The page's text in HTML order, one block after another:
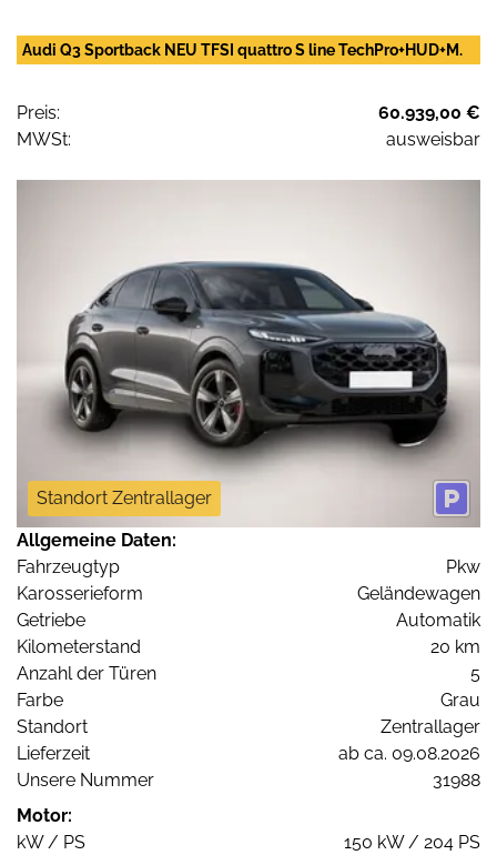
Audi Q3 Sportback NEU TFSI quattro S line TechPro+HUD+M.
Preis:
60.939,00 €
MWSt:
ausweisbar
Standort Zentrallager
Allgemeine Daten:
Fahrzeugtyp
Pkw
Karosserieform
Geländewagen
Getriebe
Automatik
Kilometerstand
20 km
Anzahl der Türen
5
Farbe
Grau
Standort
Zentrallager
Lieferzeit
ab ca. 09.08.2026
Unsere Nummer
31988
Motor:
kW / PS
150 kW / 204 PS